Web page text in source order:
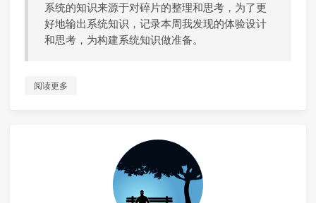
系统的知识来源于对碎片的整理和思考，为了更
好地输出系统知识，记录本周我发现的体验设计
和思考，为构建系统知识做准备。
阅读更多